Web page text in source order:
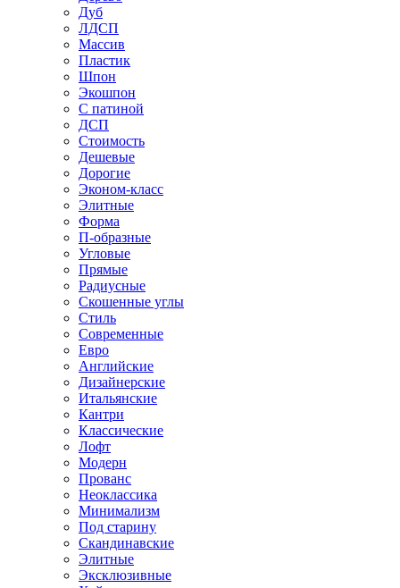
Дуб
ЛДСП
Массив
Пластик
Шпон
Экошпон
С патиной
ДСП
Стоимость
Дешевые
Дорогие
Эконом-класс
Элитные
Форма
П-образные
Угловые
Прямые
Радиусные
Скошенные углы
Стиль
Современные
Евро
Английские
Дизайнерские
Итальянские
Кантри
Классические
Лофт
Модерн
Прованс
Неоклассика
Минимализм
Под старину
Скандинавские
Элитные
Эксклюзивные